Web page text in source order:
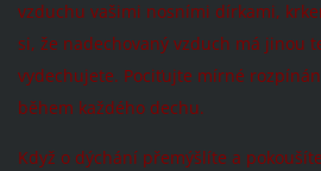
vzduchu vašimi nosními dírkami,
si, že nadechovaný vzduch má jinou
vydechujete. Pociťujte mírné
během každého dechu.
Když o dýchání přemýšlíte a